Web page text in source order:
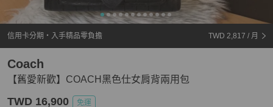
信用卡分期・入手精品零負擔 TWD 2,817 / 月
【舊愛新歡】COACH黑色仕女肩背兩用包
Coach
TWD 16,900 免運